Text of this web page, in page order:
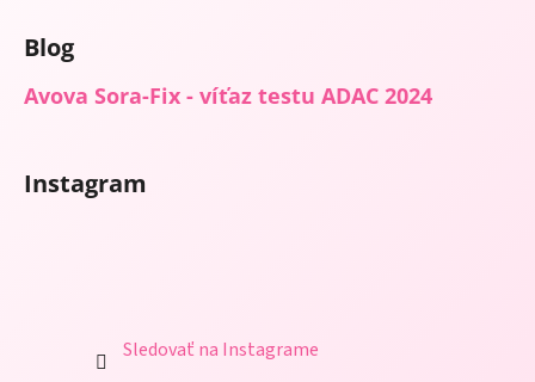
Blog
Avova Sora-Fix - víťaz testu ADAC 2024
Instagram
Sledovať na Instagrame